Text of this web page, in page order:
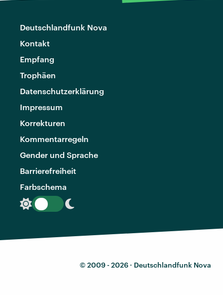
Deutschlandfunk Nova
Kontakt
Empfang
Trophäen
Datenschutzerklärung
Impressum
Korrekturen
Kommentarregeln
Gender und Sprache
Barrierefreiheit
Farbschema
© 2009 - 2026 · Deutschlandfunk Nova